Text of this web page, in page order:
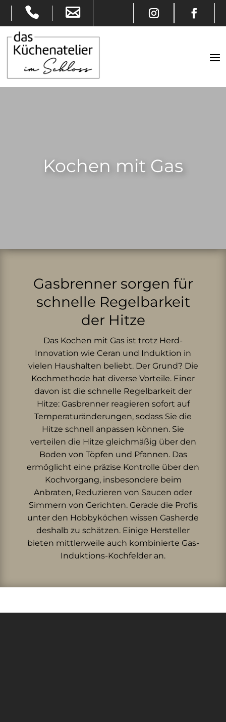
Kochen mit Gas
Gasbrenner sorgen für
schnelle Regelbarkeit
der Hitze
Das Kochen mit Gas ist trotz Herd-
Innovation wie Ceran und Induktion in
vielen Haushalten beliebt. Der Grund? Die
Kochmethode hat diverse Vorteile. Einer
davon ist die schnelle Regelbarkeit der
Hitze: Gasbrenner reagieren sofort auf
Temperaturänderungen, sodass Sie die
Hitze schnell anpassen können. Sie
verteilen die Hitze gleichmäßig über den
Boden von Töpfen und Pfannen. Das
ermöglicht eine präzise Kontrolle über den
Kochvorgang, insbesondere beim
Anbraten, Reduzieren von Saucen oder
Simmern von Gerichten. Gerade die Profis
unter den Hobbyköchen wissen Gasherde
deshalb zu schätzen. Einige Hersteller
bieten mittlerweile auch kombinierte Gas-
Induktions-Kochfelder an.